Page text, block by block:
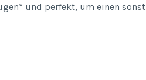
und perfekt, um einen sonst